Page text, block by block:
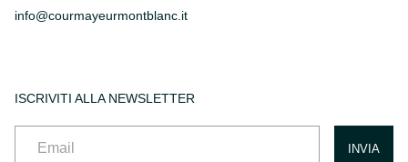
info@courmayeurmontblanc.it
ISCRIVITI ALLA NEWSLETTER